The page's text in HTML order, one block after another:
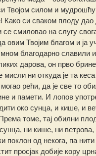
силом и
си сваком плоду
се смиловао на слугу
Твојим благом и ја
благодарно славили
дарова, он прво
ни откуда је та кеса
рећи, да је све то
и памети. И лопов
око сунца, и кише, и
томе, тај обилни
ни кише, ни
поклон од некога, па
просјак добије кору